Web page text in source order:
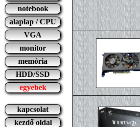
notebook
alaplap / CPU
VGA
monitor
memória
HDD/SSD
egyebek
kapcsolat
kezdő oldal